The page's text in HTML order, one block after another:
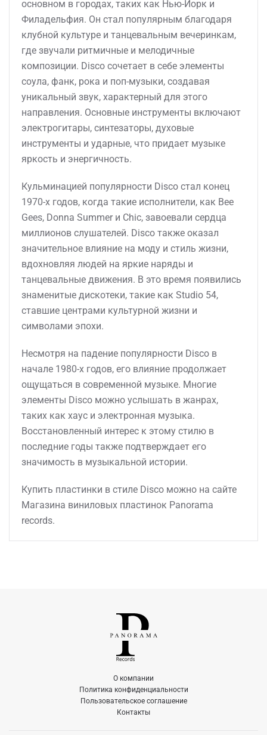
основном в городах, таких как Нью-Йорк и
Филадельфия. Он стал популярным благодаря
клубной культуре и танцевальным вечеринкам,
где звучали ритмичные и мелодичные
композиции. Disco сочетает в себе элементы
соула, фанк, рока и поп-музыки, создавая
уникальный звук, характерный для этого
направления. Основные инструменты включают
электрогитары, синтезаторы, духовые
инструменты и ударные, что придает музыке
яркость и энергичность.
Кульминацией популярности Disco стал конец
1970-х годов, когда такие исполнители, как Bee
Gees, Donna Summer и Chic, завоевали сердца
миллионов слушателей. Disco также оказал
значительное влияние на моду и стиль жизни,
вдохновляя людей на яркие наряды и
танцевальные движения. В это время появились
знаменитые дискотеки, такие как Studio 54,
ставшие центрами культурной жизни и
символами эпохи.
Несмотря на падение популярности Disco в
начале 1980-х годов, его влияние продолжает
ощущаться в современной музыке. Многие
элементы Disco можно услышать в жанрах,
таких как хаус и электронная музыка.
Восстановленный интерес к этому стилю в
последние годы также подтверждает его
значимость в музыкальной истории.
Купить пластинки в стиле Disco можно на сайте
Магазина виниловых пластинок Panorama
records.
О компании
Политика конфиденциальности
Пользовательское соглашение
Контакты